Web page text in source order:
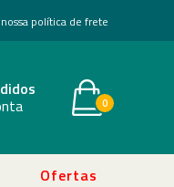
política de frete
0
Ofertas